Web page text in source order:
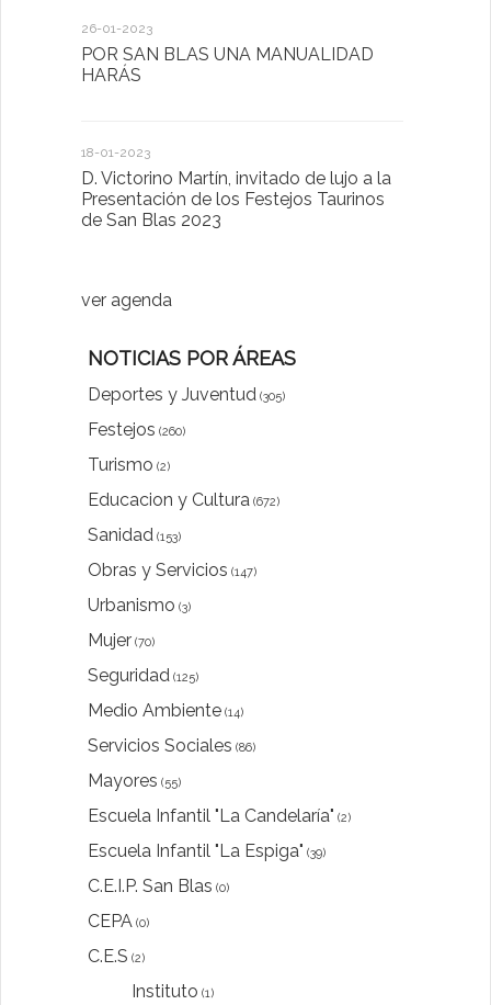
26-01-2023
POR SAN BLAS UNA MANUALIDAD
HARÁS
18-01-2023
D. Victorino Martín, invitado de lujo a la
Presentación de los Festejos Taurinos
de San Blas 2023
ver agenda
NOTICIAS POR ÁREAS
Deportes y Juventud (305)
Festejos (260)
Turismo (2)
Educacion y Cultura (672)
Sanidad (153)
Obras y Servicios (147)
Urbanismo (3)
Mujer (70)
Seguridad (125)
Medio Ambiente (14)
Servicios Sociales (86)
Mayores (55)
Escuela Infantil "La Candelaría" (2)
Escuela Infantil "La Espiga" (39)
C.E.I.P. San Blas (0)
CEPA (0)
C.E.S (2)
Instituto (1)